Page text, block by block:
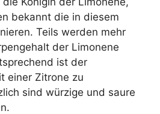
bekannt die in diesem
Teils werden mehr
der Limonene
ist der
einer Zitrone zu
sind würzige und saure